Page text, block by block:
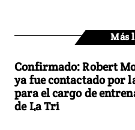
Más
Confirmado: Robert
ya fue contactado por
para el cargo de
de La Tri